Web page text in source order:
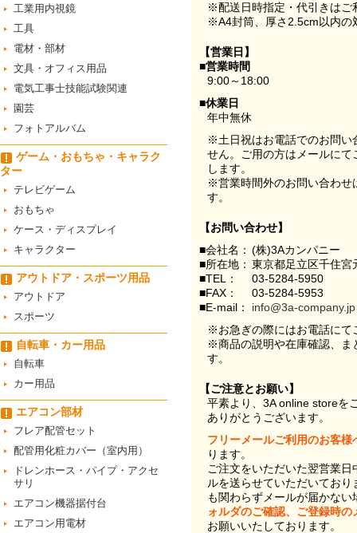
工業用内視鏡
工具
電材・部材
文具・オフィス用品
電気工事士技能試験関連
園芸
フォトアルバム
ゲーム・おもちゃ・キャラク
ター
テレビゲーム
おもちゃ
ケース・ディスプレイ
キャラクター
アウトドア・スポーツ用品
アウトドア
スポーツ
自転車・カー用品
自転車
カー用品
エアコン部材
フレア配管セット
配管用化粧カバー（室内用）
ドレンホース・パイプ・アクセ
サリ
エアコン機器据付台
エアコン用電材
※配送日時指定・代引きはご
※A4封筒、厚さ2.5cm以内の
【営業日】
■営業時間
9:00～18:00
■休業日
年中無休
※土日祝はお電話でのお問い
せん。ご用の方はメールに
します。
※営業時間外のお問い合わせ
す。
【お問い合わせ】
■会社名： (株)3Aカンパニー
■所在地： 東京都足立区千住
■TEL：
03-5284-5950
■FAX：
03-5284-5953
■E-mail：
info@3a-company.jp
※お急ぎの際にはお電話にて
※商品の説明や在庫確認、ま
す。
【ご注意とお願い】
平素より、3A online storeを
ありがとうございます。
フリーメールご利用のお客様
ります。
ご注文をいただいた翌営業
ルを送らせていただいてお
も関わらずメールが届かない
ォルダのご確認、ご登録時
お願いいたしております。